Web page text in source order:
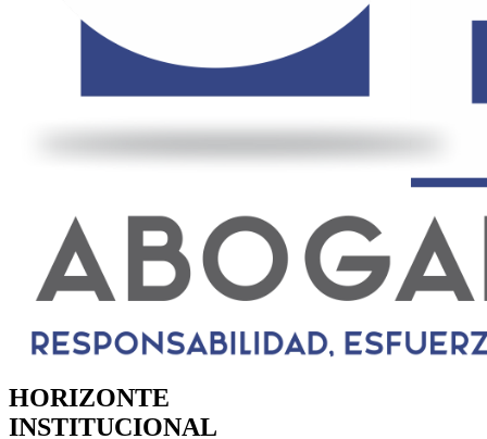
HORIZONTE
INSTITUCIONAL